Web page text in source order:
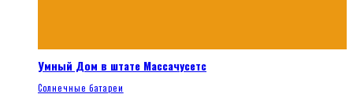
Умный Дом в штате Массачусетс
Солнечные батареи